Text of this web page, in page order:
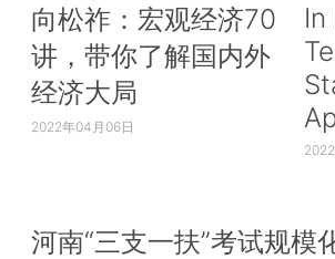
向松祚：宏观经济70
讲，带你了解国内外
经济大局
2022年04月06日
河南“三支一扶”考试规模